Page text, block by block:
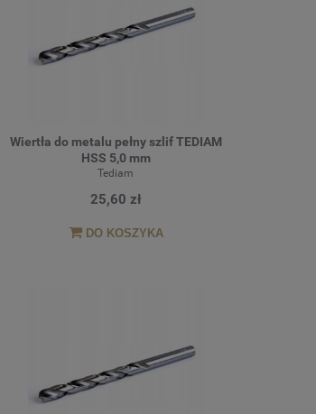
Wiertła do metalu pełny szlif TEDIAM
HSS 5,0 mm
Tediam
25,60 zł
DO KOSZYKA